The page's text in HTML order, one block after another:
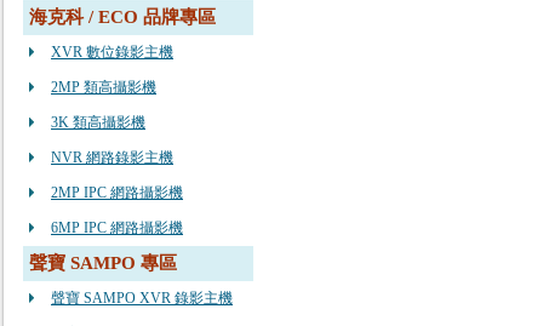
海克科 / ECO 品牌專區
XVR 數位錄影主機
2MP 類高攝影機
3K 類高攝影機
NVR 網路錄影主機
2MP IPC 網路攝影機
6MP IPC 網路攝影機
聲寶 SAMPO 專區
聲寶 SAMPO XVR 錄影主機